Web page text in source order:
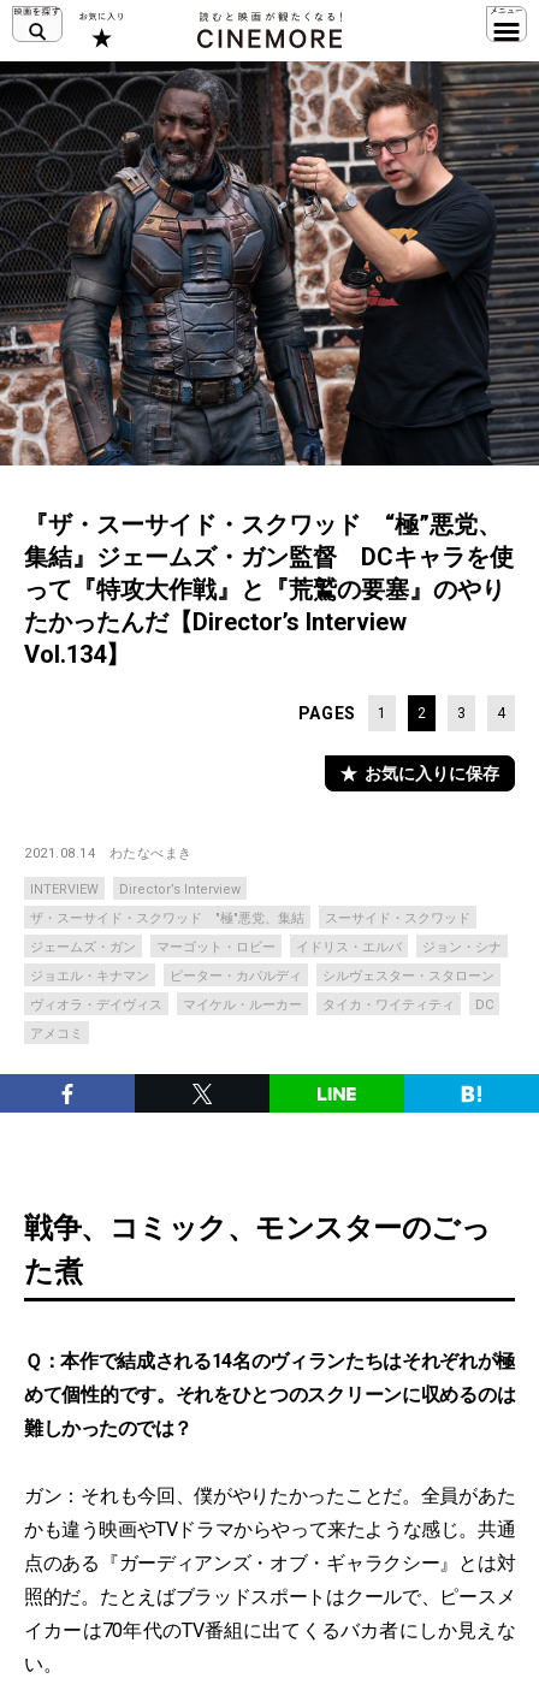
『ザ・スーサイド・スクワッド “極”悪党、
集結』ジェームズ・ガン監督 DCキャラを使
って『特攻大作戦』と『荒鷲の要塞』のやり
たかったんだ【Director’s Interview
Vol.134】
PAGES 1 2 3 4
お気に入りに保存
2021.08.14 わたなべまき
INTERVIEW
Director’s Interview
ザ・スーサイド・スクワッド "極"悪党、集結
スーサイド・スクワッド
ジェームズ・ガン
マーゴット・ロビー イドリス・エルバ
ジョン・シナ
ジョエル・キナマン
ピーター・カパルディ
シルヴェスター・スタローン
ヴィオラ・デイヴィス
マイケル・ルーカー タイカ・ワイティティ
DC
アメコミ
戦争、コミック、モンスターのごっ
た煮
Ｑ：本作で結成される14名のヴィランたちはそれぞれが極
めて個性的です。それをひとつのスクリーンに収めるのは
難しかったのでは？
ガン：それも今回、僕がやりたかったことだ。全員があた
かも違う映画やTVドラマからやって来たような感じ。共通
点のある『ガーディアンズ・オブ・ギャラクシー』とは対
照的だ。たとえばブラッドスポートはクールで、ピースメ
イカーは70年代のTV番組に出てくるバカ者にしか見えな
い。